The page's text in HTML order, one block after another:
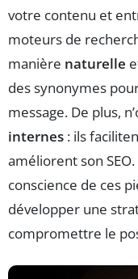
votre contenu et
moteurs de
manière naturelle
des synonymes
message. De plus,
internes : ils
améliorent son
conscience de ces
développer une
compromettre le